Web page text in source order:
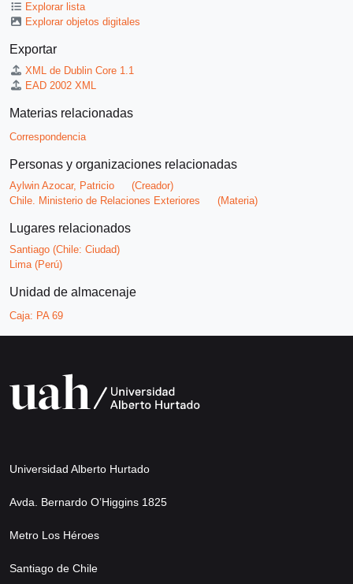
Explorar lista
Explorar objetos digitales
Exportar
XML de Dublin Core 1.1
EAD 2002 XML
Materias relacionadas
Correspondencia
Personas y organizaciones relacionadas
Aylwin Azocar, Patricio
(Creador)
Chile. Ministerio de Relaciones Exteriores
(Materia)
Lugares relacionados
Santiago (Chile: Ciudad)
Lima (Perú)
Unidad de almacenaje
Caja: PA 69
Universidad Alberto Hurtado
Avda. Bernardo O’Higgins 1825
Metro Los Héroes
Santiago de Chile